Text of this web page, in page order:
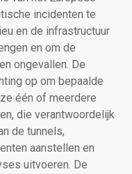
incidenten te
en de infrastructuur
en om de
ongevallen. De
op om bepaalde
één of meerdere
die verantwoordelijk
de tunnels,
aanstellen en
uitvoeren. De